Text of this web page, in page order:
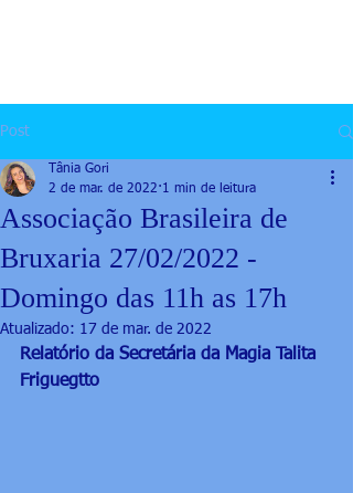
Post
Associação Brasileira de
Bruxaria 27/02/2022 -
Domingo das 11h as 17h
Tânia Gori
2 de mar. de 2022 1 min de leitura
Atualizado: 17 de mar. de 2022
Relatório da Secretária da Magia Talita
Friguegtto